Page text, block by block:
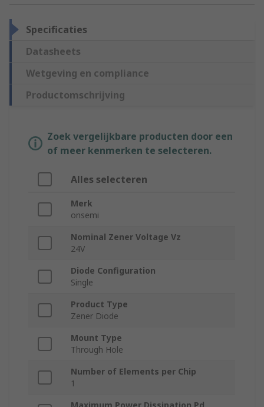
Specificaties
Datasheets
Wetgeving en compliance
Productomschrijving
Zoek vergelijkbare producten door een
of meer kenmerken te selecteren.
Alles selecteren
Merk
onsemi
Nominal Zener Voltage Vz
24V
Diode Configuration
Single
Product Type
Zener Diode
Mount Type
Through Hole
Number of Elements per Chip
1